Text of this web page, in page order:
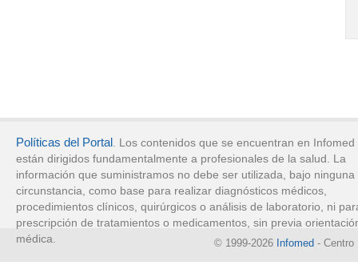
Políticas del Portal. Los contenidos que se encuentran en Infomed
están dirigidos fundamentalmente a profesionales de la salud. La
información que suministramos no debe ser utilizada, bajo ninguna
circunstancia, como base para realizar diagnósticos médicos,
procedimientos clínicos, quirúrgicos o análisis de laboratorio, ni
prescripción de tratamientos o medicamentos, sin previa
médica.
© 1999-2026 Infomed - Centro